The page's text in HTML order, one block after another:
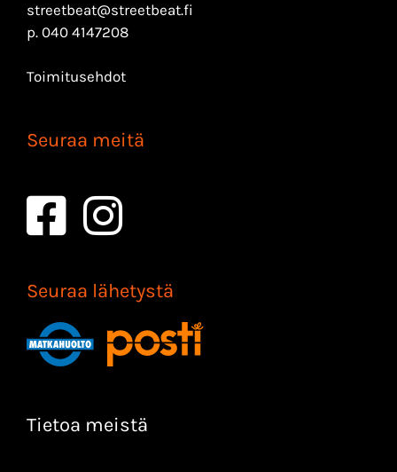
streetbeat@streetbeat.fi
p. 040 4147208
Toimitusehdot
Seuraa meitä
Seuraa lähetystä
Tietoa meistä